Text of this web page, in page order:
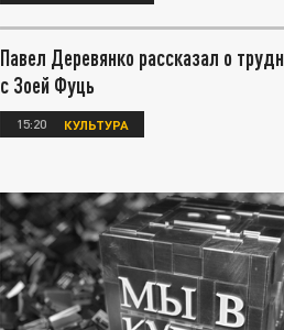
Павел Деревянко рассказал о
с Зоей Фуць
15:20 КУЛЬТУРА